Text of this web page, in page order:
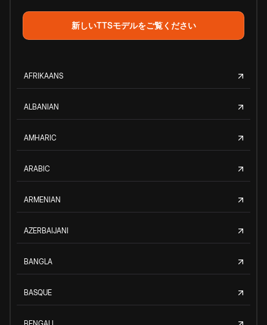
新しいTTSモデルをご覧ください
AFRIKAANS
ALBANIAN
AMHARIC
ARABIC
ARMENIAN
AZERBAIJANI
BANGLA
BASQUE